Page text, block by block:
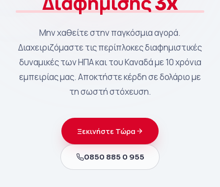
Μην χαθείτε στην παγκόσμια αγορά.
Διαχειριζόμαστε τις περίπλοκες διαφημιστικές
δυναμικές των ΗΠΑ και του Καναδά με 10 χρόνια
εμπειρίας μας. Αποκτήστε κέρδη σε δολάριο με
τη σωστή στόχευση.
Ξεκινήστε Τώρα
0850 885 0 955